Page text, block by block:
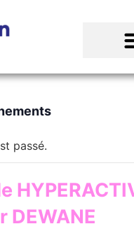
passé.
DEWANE